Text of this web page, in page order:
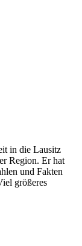
in die Lausitz
Region. Er hat
und Fakten
größeres